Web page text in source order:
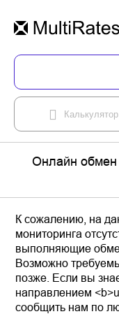
Калькулятор
Онлайн обмен
К сожалению, на
мониторинга
выполняющие
Возможно
позже. Если вы
направлением
сообщить нам по